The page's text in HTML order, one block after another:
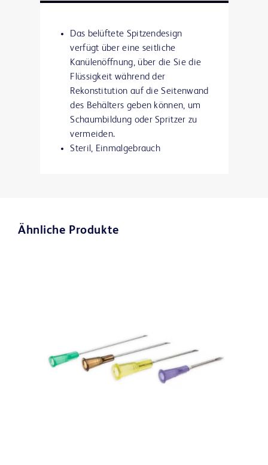
Das belüftete Spitzendesign
verfügt über eine seitliche
Kanülenöffnung, über die Sie die
Flüssigkeit während der
Rekonstitution auf die Seitenwand
des Behälters geben können, um
Schaumbildung oder Spritzer zu
vermeiden.
Steril, Einmalgebrauch
Ähnliche Produkte